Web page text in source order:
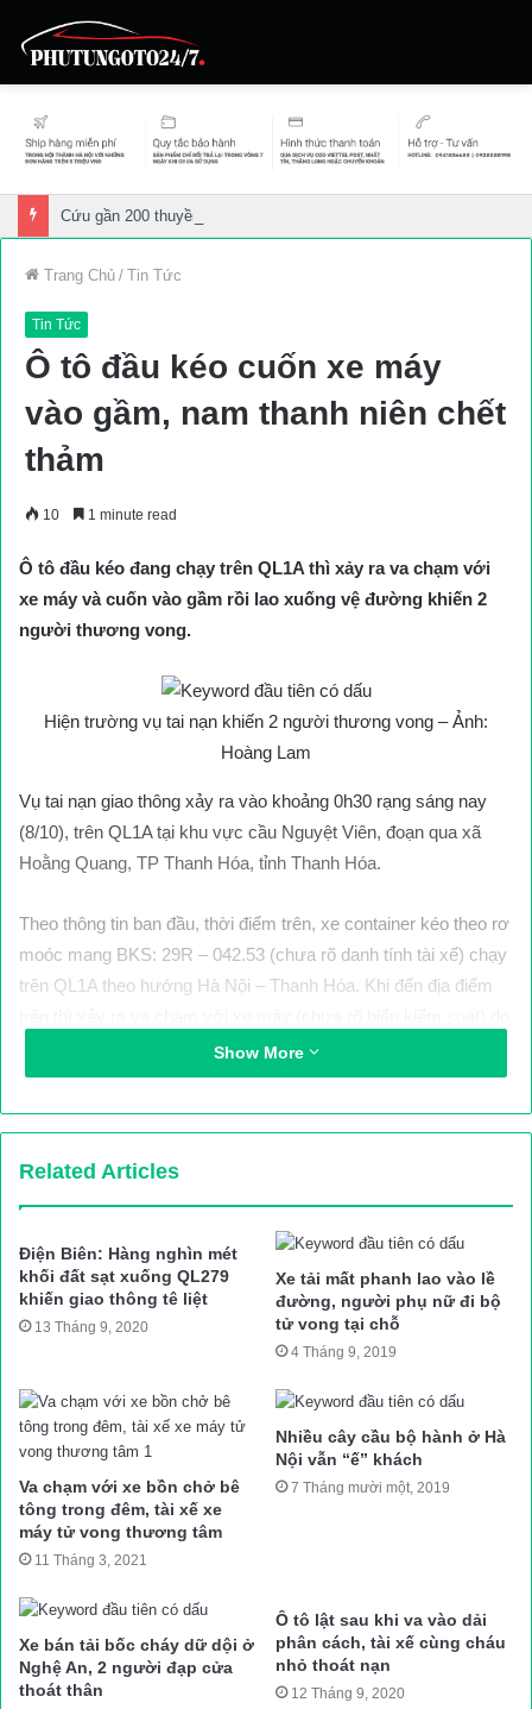
Cứu gần 200 thuyền viên gặp sự cố trên biển
Trang Chủ / Tin Tức
Tin Tức
Ô tô đầu kéo cuốn xe máy
vào gầm, nam thanh niên chết
thảm
10 1 minute read
Ô tô đầu kéo đang chạy trên QL1A thì xảy ra va chạm với
xe máy và cuốn vào gầm rồi lao xuống vệ đường khiến 2
người thương vong.
Hiện trường vụ tai nạn khiến 2 người thương vong – Ảnh:
Hoàng Lam
Vụ tai nạn giao thông xảy ra vào khoảng 0h30 rạng sáng nay
(8/10), trên QL1A tại khu vực cầu Nguyệt Viên, đoạn qua xã
Hoằng Quang, TP Thanh Hóa, tỉnh Thanh Hóa.
Theo thông tin ban đầu, thời điểm trên, xe container kéo theo rơ
moóc mang BKS: 29R – 042.53 (chưa rõ danh tính tài xế) chạy
trên QL1A theo hướng Hà Nội – Thanh Hóa. Khi đến địa điểm
anh N.C.Th. (SN 1988, trú tại Phố Môi, xã Quảng Tâm. TP
Thanh Hóa) điều khiển phía sau chở theo 1 người.
Vụ tai nạn khiến người ngồi sau xe máy (chưa rõ danh tính)
văng ra ngoài bị thương, được người dân đưa tới bệnh viện cấp
cứu ngay sau đó; anh Th. cùng phương tiện bị xe container
cuốn vào gầm rồi lao xuống vệ đường, nạn nhân tử vong tại
chỗ.
Nhận được tin báo, Cảnh sát Phòng cháy chữa cháy và cứu hộ
cứu nạn Công an tỉnh Thanh Hóa đã điều động 1 xe cứu hộ cứu
nạn cùng 10 chiến sĩ nhanh chóng đến hiện trường tổ chức cứu
nạn đưa người mắc kẹt ra ngoài. Nguyên nhân vụ tai nạn đang
được các lực lượng chức năng điều tra, làm rõ.
Thanh Hà (TH)
Show More
Related Articles
Điện Biên: Hàng nghìn mét
khối đất sạt xuống QL279
khiến giao thông tê liệt
13 Tháng 9, 2020
Xe tải mất phanh lao vào lề
đường, người phụ nữ đi bộ
tử vong tại chỗ
4 Tháng 9, 2019
Va chạm với xe bồn chở bê
tông trong đêm, tài xế xe
máy tử vong thương tâm
11 Tháng 3, 2021
Nhiều cây cầu bộ hành ở Hà
Nội vẫn “ế” khách
7 Tháng mười một, 2019
Xe bán tải bốc cháy dữ dội ở
Nghệ An, 2 người đạp cửa
thoát thân
Ô tô lật sau khi va vào dải
phân cách, tài xế cùng cháu
nhỏ thoát nạn
12 Tháng 9, 2020